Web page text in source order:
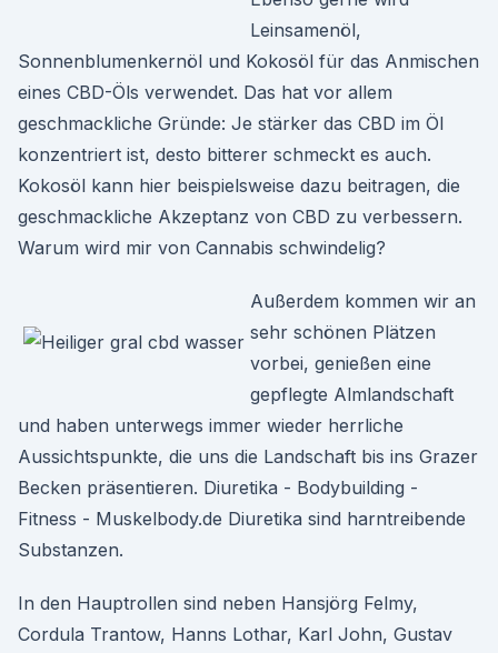
Leinsamenöl,
Sonnenblumenkernöl und Kokosöl für das Anmischen
eines CBD-Öls verwendet. Das hat vor allem
geschmackliche Gründe: Je stärker das CBD im Öl
konzentriert ist, desto bitterer schmeckt es auch.
Kokosöl kann hier beispielsweise dazu beitragen, die
geschmackliche Akzeptanz von CBD zu verbessern.
Warum wird mir von Cannabis schwindelig?
Außerdem kommen wir an
sehr schönen Plätzen
vorbei, genießen eine
gepflegte Almlandschaft
und haben unterwegs immer wieder herrliche
Aussichtspunkte, die uns die Landschaft bis ins Grazer
Becken präsentieren. Diuretika - Bodybuilding -
Fitness - Muskelbody.de Diuretika sind harntreibende
Substanzen.
In den Hauptrollen sind neben Hansjörg Felmy,
Cordula Trantow, Hanns Lothar, Karl John, Gustav